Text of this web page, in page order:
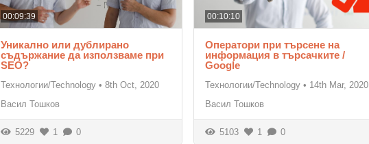
00:09:39
Уникално или дублирано
съдържание да използваме при
SEO?
Технологии/Technology • 8th Oct, 2020
Васил Тошков
5229 1 0
00:10:10
Оператори при търсене на
информация в търсачките /
Google
Технологии/Technology • 14th Mar, 2020
Васил Тошков
5103 1 0